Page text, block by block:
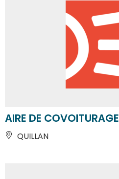
AIRE DE COVOITURAGE
QUILLAN